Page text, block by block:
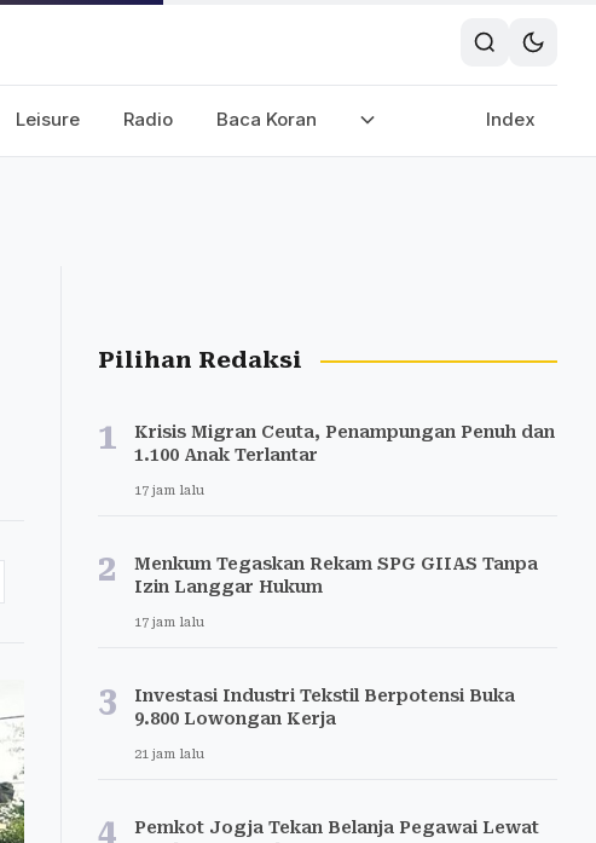
Leisure Radio Baca Koran Index
Pilihan Redaksi
1
Krisis Migran Ceuta, Penampungan Penuh dan
1.100 Anak Terlantar
17 jam lalu
2
Menkum Tegaskan Rekam SPG GIIAS Tanpa
Izin Langgar Hukum
17 jam lalu
3
Investasi Industri Tekstil Berpotensi Buka
9.800 Lowongan Kerja
21 jam lalu
4
Pemkot Jogja Tekan Belanja Pegawai Lewat